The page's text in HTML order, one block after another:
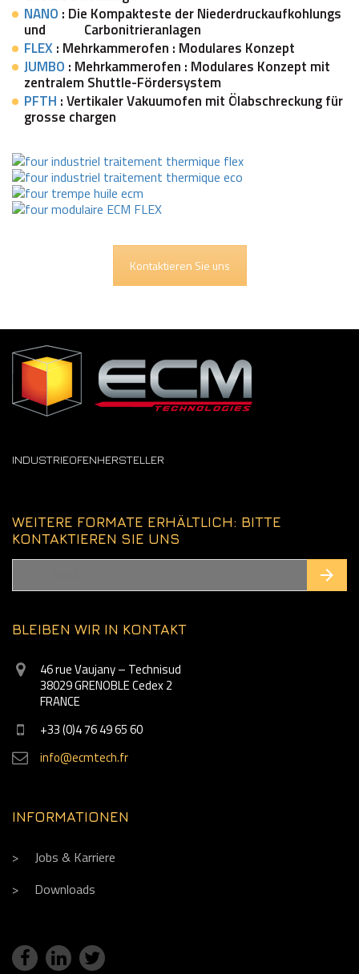
NANO : Die Kompakteste der Niederdruckaufkohlungs
und Carbonitrieranlagen
FLEX: Mehrkammerofen : Modulares Konzept
JUMBO : Mehrkammerofen : Modulares Konzept mit
zentralem Shuttle-Fördersystem
PFTH : Vertikaler Vakuumofen mit Ölabschreckung für
grosse chargen
Kontaktieren Sie uns
INDUSTRIEOFENHERSTELLER
WEITERE FORMATE ERHÄLTLICH: BITTE
KONTAKTIEREN SIE UNS
BLEIBEN WIR IN KONTAKT
46 rue Vaujany – Technisud
38029 GRENOBLE Cedex 2
FRANCE
+33 (0)4 76 49 65 60
info@ecmtech.fr
INFORMATIONEN
Jobs & Karriere
Downloads